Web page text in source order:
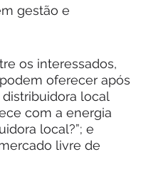
gestão e
os interessados,
oferecer após
distribuidora local
com a energia
local?”; e
livre de